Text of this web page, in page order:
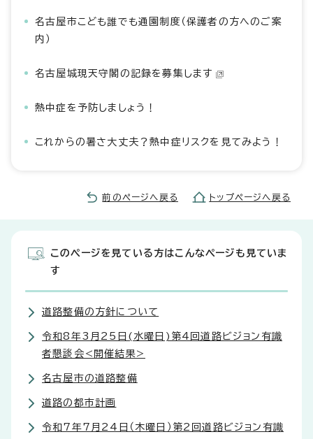
名古屋市こども誰でも通園制度（保護者の方へのご案
内）
名古屋城現天守閣の記録を募集します
熱中症を予防しましょう！
これからの暑さ大丈夫？熱中症リスクを見てみよう！
前のページへ戻る トップページへ戻る
このページを見ている方はこんなページも見ていま
す
道路整備の方針について
令和8年3月25日(水曜日)第4回道路ビジョン有識
者懇談会<開催結果>
名古屋市の道路整備
道路の都市計画
令和7年7月24日（木曜日）第2回道路ビジョン有識